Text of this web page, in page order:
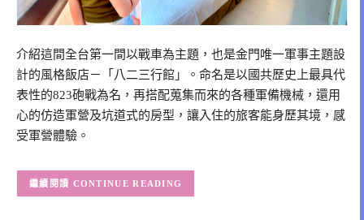
介紹這間全台第一間以戰車為主題，也是金門唯一軍事主題設
計的風格飯店－「八二三行館」。命名是以國共歷史上最具代
表性的823砲戰為名，再搭配蒐集而來的各種軍備機械，還用
心的仿造軍營及坑道式的房型，讓入住的旅客能身歷其境，感
受軍營體驗。
CONTINUE READING